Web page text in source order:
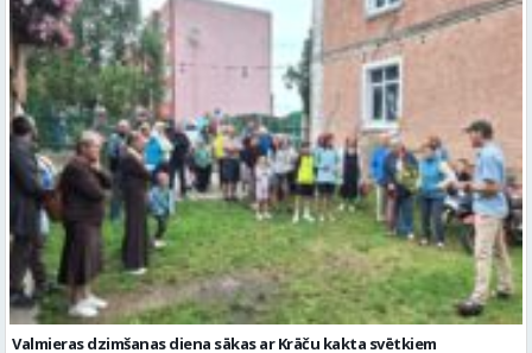
Valmieras dzimšanas diena sākas ar Krāču kakta svētkiem